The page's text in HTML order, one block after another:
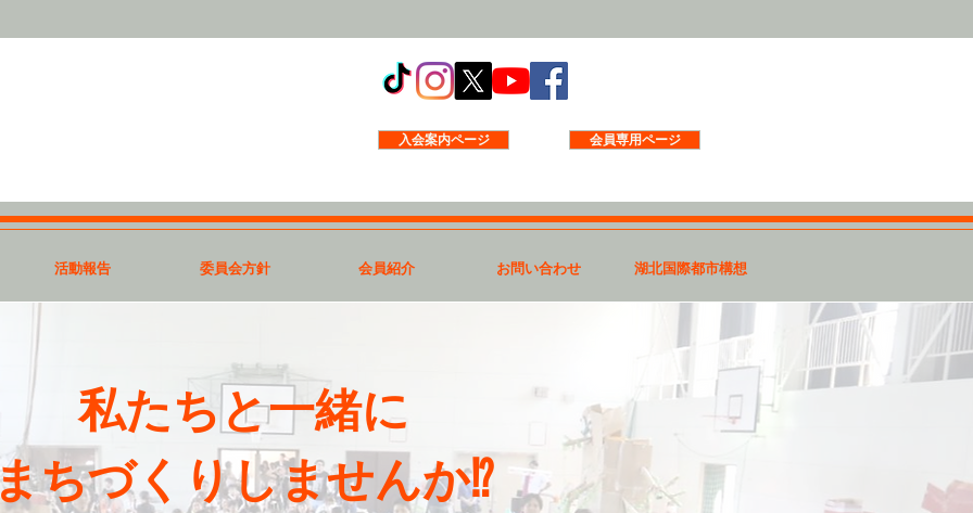
入会案内ページ 会員専用ページ
活動報告 委員会方針 会員紹介 お問い合わせ 湖北国際都市構想
私たちと一緒に​
ちづくりしませんか⁉